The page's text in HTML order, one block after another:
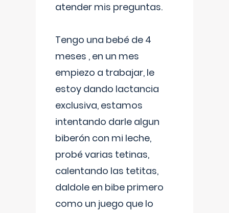
atender mis preguntas.
Tengo una bebé de 4
meses , en un mes
empiezo a trabajar, le
estoy dando lactancia
exclusiva, estamos
intentando darle algun
biberón con mi leche,
probé varias tetinas,
calentando las tetitas,
daldole en bibe primero
como un juego que lo